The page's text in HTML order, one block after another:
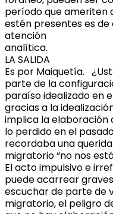
período que ameriten
estén presentes es
atención
analítica.
LA SALIDA
Es por Maiquetía.
parte de la
paraíso idealizado en
gracias a la
implica la elaboración
lo perdido en el
recordaba una
migratorio “no nos
El acto impulsivo e
puede acarrear
escuchar de parte de
migratorio, el peligro